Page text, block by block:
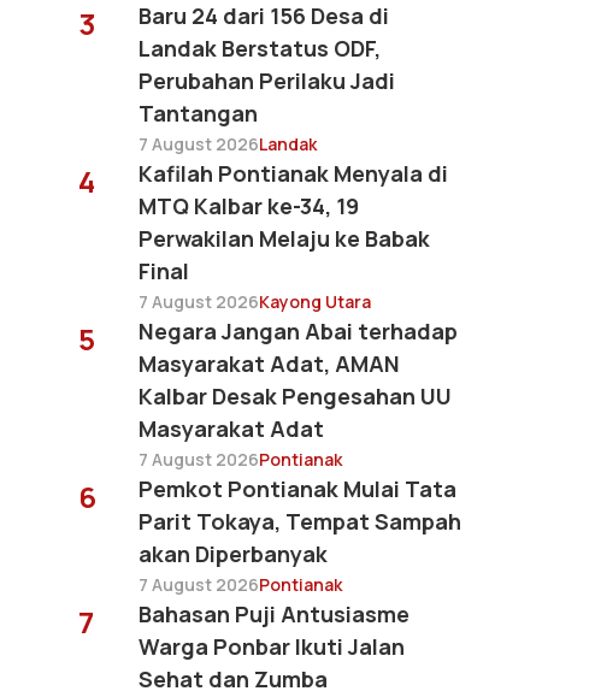
3
Baru 24 dari 156 Desa di
Landak Berstatus ODF,
Perubahan Perilaku Jadi
Tantangan
7 August 2026Landak
4
Kafilah Pontianak Menyala di
MTQ Kalbar ke-34, 19
Perwakilan Melaju ke Babak
Final
7 August 2026Kayong Utara
5
Negara Jangan Abai terhadap
Masyarakat Adat, AMAN
Kalbar Desak Pengesahan UU
Masyarakat Adat
7 August 2026Pontianak
6
Pemkot Pontianak Mulai Tata
Parit Tokaya, Tempat Sampah
akan Diperbanyak
7 August 2026Pontianak
7
Bahasan Puji Antusiasme
Warga Ponbar Ikuti Jalan
Sehat dan Zumba